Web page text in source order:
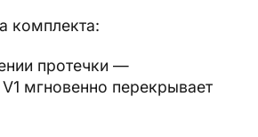
комплекта:
протечки —
мгновенно перекрывает